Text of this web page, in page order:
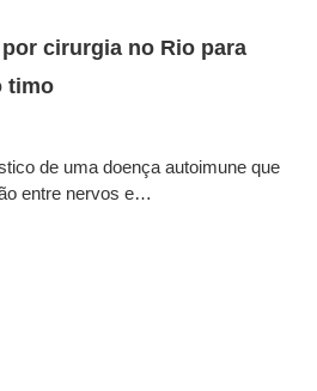
cirurgia no Rio para
timo
de uma doença autoimune que
entre nervos e…